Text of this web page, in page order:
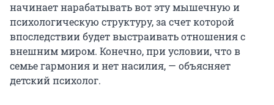
начинает нарабатывать вот эту мышечную и
психологическую структуру, за счет которой
впоследствии будет выстраивать отношения с
внешним миром. Конечно, при условии, что в
семье гармония и нет насилия, — объясняет
детский психолог.